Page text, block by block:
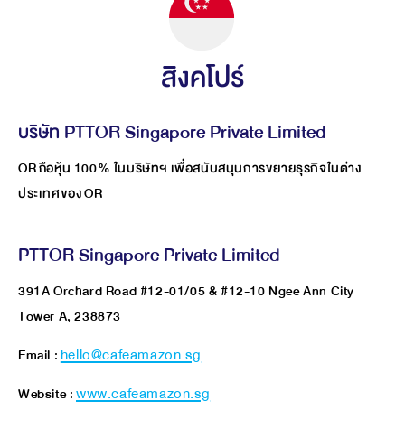
สิงคโปร์
บริษัท PTTOR Singapore Private Limited
OR ถือหุ้น 100% ในบริษัทฯ เพื่อสนับสนุนการขยายธุรกิจในต่าง
ประเทศของ OR
PTTOR Singapore Private Limited
391A Orchard Road #12-01/05 & #12-10 Ngee Ann City
Tower A, 238873
Email : hello@cafeamazon.sg
Website :www.cafeamazon.sg